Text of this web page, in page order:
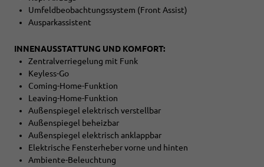
Umfeldbeobachtungssystem (Front Assist)
Ausparkassistent
INNENAUSSTATTUNG UND KOMFORT:
Zentralverriegelung mit Funk
Keyless-Go
Coming-Home-Funktion
Leaving-Home-Funktion
Außenspiegel elektrisch verstellbar
Außenspiegel beheizbar
Außenspiegel elektrisch anklappbar
Elektrische Fensterheber vorne und hinten
Ambiente-Beleuchtung